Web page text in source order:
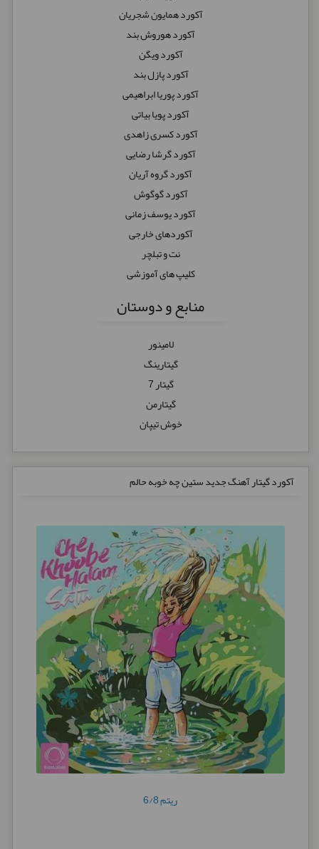
آکورد همایون شجریان
آکورد هوروش بند
آکورد ویگن
آکورد پازل بند
آکورد پوریا ابراهیمی
آکورد پویا بیاتی
آکورد کسری زاهدی
آکورد گرشا رضایی
آکورد گروه آریان
آکورد گوگوش
آکورد یوسف زمانی
آکوردهای خارجی
نت و تبلچر
کلیپ های آموزشی
منابع و دوستان
لامینور
گیتارینگ
گیتار 7
گیتارمن
خوش تیپان
آکورد گیتار آهنگ جدید ستین چه خوبه حالم
ریتم 6/8